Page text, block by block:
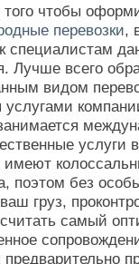
перевозки,
специалистам
Лучше всего
видом
услугами
услуги
поэтом без
груз,
самый